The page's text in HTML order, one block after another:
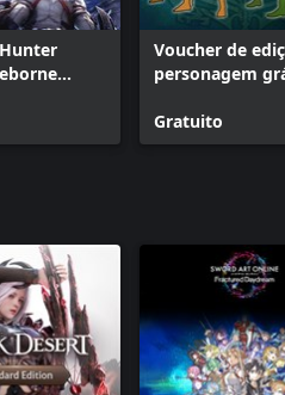
Voucher de
personagem
Gratuito